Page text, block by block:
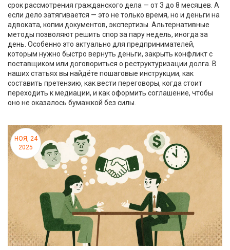
срок рассмотрения гражданского дела — от 3 до 8 месяцев. А
если дело затягивается — это не только время, но и деньги на
адвоката, копии документов, экспертизы. Альтернативные
методы позволяют решить спор за пару недель, иногда за
день. Особенно это актуально для предпринимателей,
которым нужно быстро вернуть деньги, закрыть конфликт с
поставщиком или договориться о реструктуризации долга. В
наших статьях вы найдёте пошаговые инструкции, как
составить претензию, как вести переговоры, когда стоит
переходить к медиации, и как оформить соглашение, чтобы
оно не оказалось бумажкой без силы.
НОЯ, 24
2025